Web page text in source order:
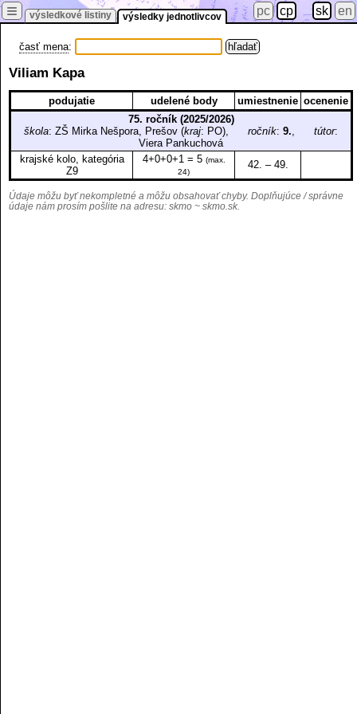
výsledkové listiny výsledky jednotlivcov
≡ pc cp sk en
časť mena:
Viliam Kapa
podujatie udelené body umiestnenie ocenenie
75. ročník (2025/2026)
škola: ZŠ Mirka Nešpora, Prešov (kraj: PO), ročník: 9., tútor:
Viera Pankuchová
krajské kolo, kategória
Z9
4+0+0+1 = 5 (max.
24)
42. – 49.
Údaje môžu byť nekompletné a môžu obsahovať chyby. Doplňujúce / správne
údaje nám prosím pošlite na adresu: skmo ~ skmo.sk